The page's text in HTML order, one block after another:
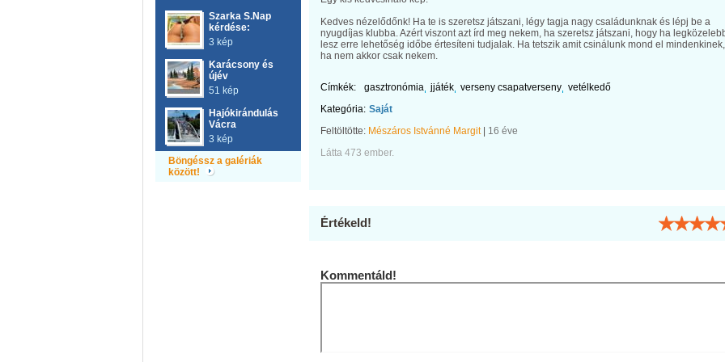
Szarka S.Nap
kérdése:
3 kép
Karácsony és
újév
51 kép
Hajókirándulás
Vácra
3 kép
Böngéssz a galériák
között!
Kedves nézelődőnk! Ha te is szeretsz játszani, légy tagja nagy családunknak és lépj be a
nyugdíjas klubba. Azért viszont azt írd meg nekem, ha szeretsz játszani, hogy ha
lesz erre lehetőség időbe értesíteni tudjalak. Ha tetszik amit csinálunk mond el mindenkinek,
ha nem akkor csak nekem.
Címkék: gasztronómia jjáték verseny csapatverseny vetélkedő
Kategória: Saját
Feltöltötte: Mészáros Istvánné Margit| 16 éve
Látta 473 ember.
Értékeld!
Kommentáld!